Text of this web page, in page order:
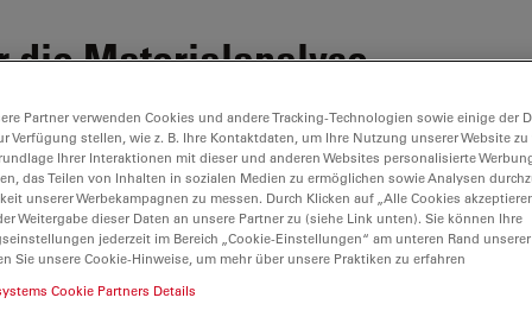
die Materialanalyse
ist nicht mehr verfügbar. Bitte kontaktieren Sie uns, um
Partner verwenden Cookies und andere Tracking-Technologien sowie einige der
Verfügung stellen, wie z. B. Ihre Kontaktdaten, um Ihre Nutzung unserer Website
Ihrer Interaktionen mit dieser und anderen Websites personalisierte
das Teilen von Inhalten in sozialen Medien zu ermöglichen sowie Analysen
unserer Werbekampagnen zu messen. Durch Klicken auf „Alle Cookies
Weitergabe dieser Daten an unsere Partner zu (siehe Link unten). Sie können Ihre
jederzeit im Bereich „Cookie-Einstellungen“ am unteren Rand
Sie unsere Cookie-Hinweise, um mehr über unsere Praktiken zu erfahren
Cookie Partners Details